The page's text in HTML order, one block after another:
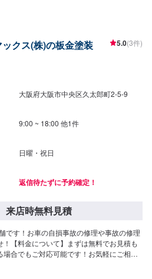
クス(株)の板金塗装 5.0(3件)
大阪府大阪市中央区久太郎町2-5-9
9:00 ~ 18:00 他1件
日曜・祝日
返信待たずに予約確定！
来店時無料見積
です！お車の自損事故の修理や事故の修理
【料金について】まずは無料でお見積も
合でもご対応可能です！お気軽にご相談